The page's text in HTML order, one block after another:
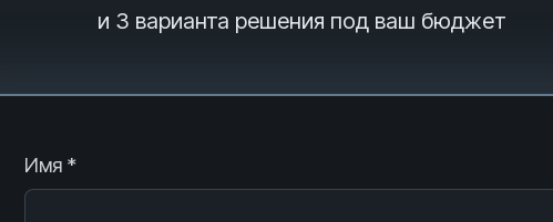
и 3 варианта решения под ваш бюджет
Имя *